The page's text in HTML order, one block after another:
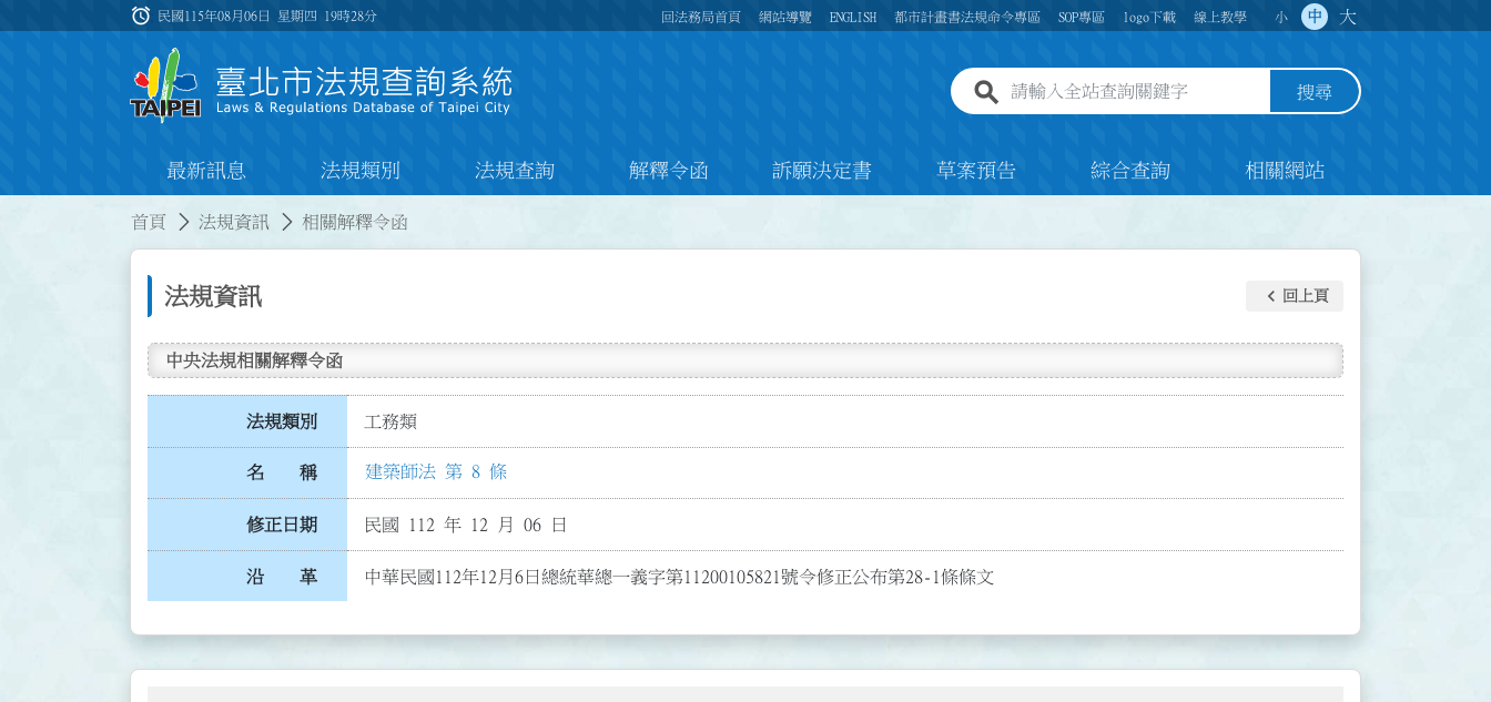
:::
alarm 民國115年08月06日 星期四 19時28分 回法務局首頁 網站導覽 ENGLISH 都市計畫書法規命令專區 SOP專區 logo下載 線上教學 小 中 大
全站查詢關鍵字欄位 搜尋
最新訊息 法規類別 法規查詢 解釋令函 訴願決定書 草案預告 綜合查詢 相關網站
首頁 法規資訊 相關解釋令函
法規資訊 keyboard_arrow_left 回上頁
中央法規相關解釋令函
法規類別 工務類
名 稱 建築師法 第 8 條
修正日期 民國 112 年 12 月 06 日
沿 革 中華民國112年12月6日總統華總一義字第11200105821號令修正公布第28-1條條文